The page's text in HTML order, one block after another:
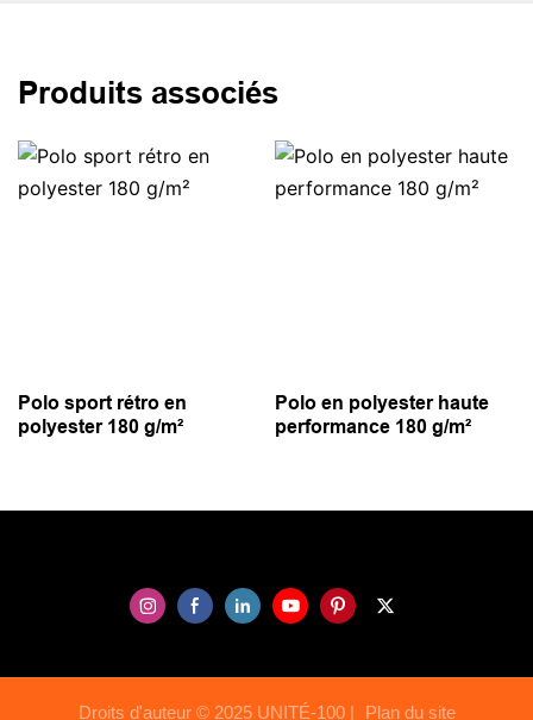
Produits associés
Polo sport rétro en
polyester 180 g/m²
Polo en polyester haute
performance 180 g/m²
Droits d'auteur © 2025 UNITÉ-100 | Plan du site